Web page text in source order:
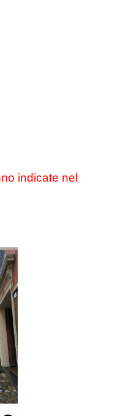
indicate nel